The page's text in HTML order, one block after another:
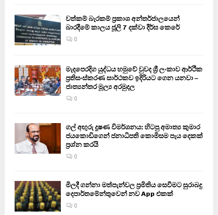
වත්කම් බැරකම් ප්‍රකාශ අන්තර්ජාලයෙන්
බාරදීමේ කාලය ජූලි 7 දක්වා දීර්ඝ කෙරේ
0
මැදපෙරදිග යුද්ධය හමුවේ වුවද ශ්‍රී ලංකාව ආර්ථික
ප්‍රතිසංස්කරණ සාර්ථකව ඉදිරියට ගෙන යනවා –
ජාත්‍යන්තර මූල්‍ය අරමුදල
0
ගල් අඟුරු දූෂණ විමර්ශනය: හිටපු අමාත්‍ය කුමාර
ජයකොඩිගෙන් ජනාධිපති කොමිසම පැය දෙකක්
ප්‍රශ්න කරයි
0
මිලදී ගන්නා මත්පැන්වල ප්‍රමිතිය සෙවීමට සුරාබදු
දෙපාර්තමේන්තුවෙන් නව App එකක්
0